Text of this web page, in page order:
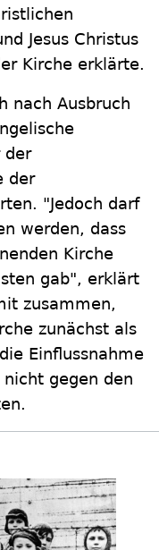
Jesus Christus
Kirche erklärte.
nach Ausbruch
der
der
"Jedoch darf
werden, dass
Kirche
gab", erklärt
zusammen,
zunächst als
Einflussnahme
gegen den